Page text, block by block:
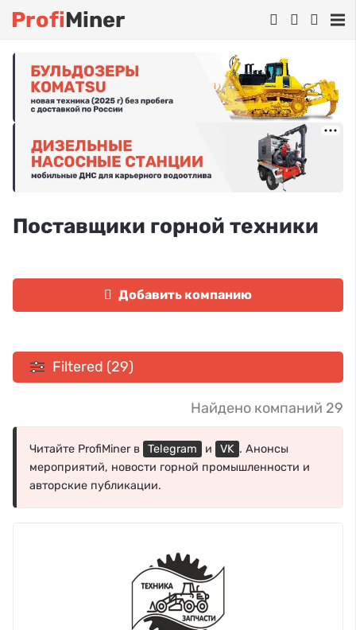
ProfiMiner
Поставщики горной техники
Добавить компанию
Filtered (29)
Найдено компаний 29
Читайте ProfiMiner в Telegram и VK . Анонсы
мероприятий, новости горной промышленности и
авторские публикации.